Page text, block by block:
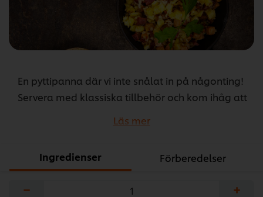
En pyttipanna där vi inte snålat in på någonting!
Servera med klassiska tillbehör och kom ihåg att
Läs mer
Ingredienser Förberedelser
− +